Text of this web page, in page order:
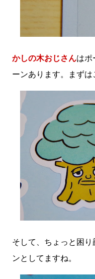
かしの木おじさんはポ
ーンあります。まずは
そして、ちょっと困
ンとしてますね。